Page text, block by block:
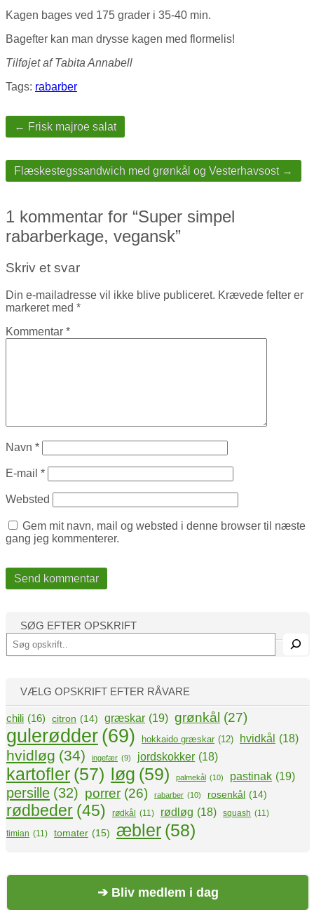
Kagen bages ved 175 grader i 35-40 min.
Bagefter kan man drysse kagen med flormelis!
Tilføjet af Tabita Annabell
Tags: rabarber
navigation
← Frisk majroe salat
Flæskestegssandwich med grønkål og Vesterhavsost →
1 kommentar for “Super simpel
rabarberkage, vegansk”
Skriv et svar
Din e-mailadresse vil ikke blive publiceret. Krævede felter er
markeret med *
Kommentar *
Navn *
E-mail *
Websted
Gem mit navn, mail og websted i denne browser til næste
gang jeg kommenterer.
SØG EFTER OPSKRIFT
VÆLG OPSKRIFT EFTER RÅVARE
chili (16) citron (14) græskar (19) grønkål (27)
gulerødder (69) hokkaido græskar (12) hvidkål (18)
hvidløg (34) ingefær (9) jordskokker (18)
kartofler (57) løg (59) palmekål (10) pastinak (19)
persille (32) porrer (26) rabarber (10) rosenkål (14)
rødbeder (45) rødkål (11) rødløg (18) squash (11)
timian (11) tomater (15) æbler (58)
➔ Bliv medlem i dag